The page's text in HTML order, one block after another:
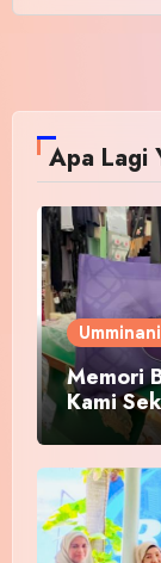
Apa Lagi
Memori
Kami